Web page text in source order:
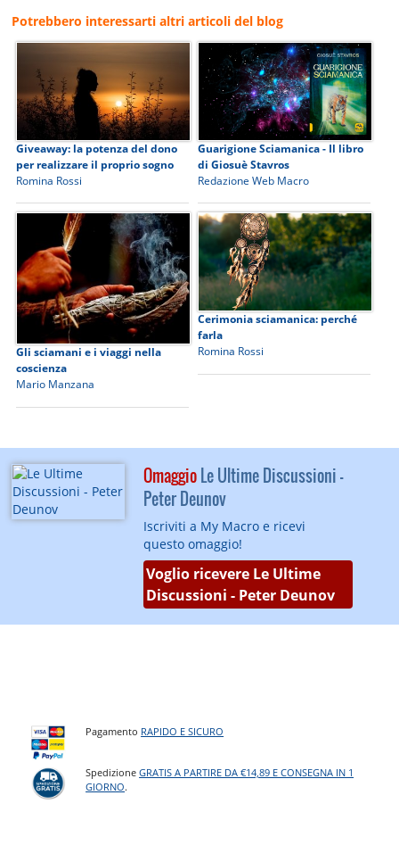
Potrebbero interessarti altri articoli del blog
Giveaway: la potenza del dono
per realizzare il proprio sogno
Romina Rossi
Guarigione Sciamanica - Il libro
di Giosuè Stavros
Redazione Web Macro
Gli sciamani e i viaggi nella
coscienza
Mario Manzana
Cerimonia sciamanica: perché
farla
Romina Rossi
OmaggioLe Ultime Discussioni -
Peter Deunov
Iscriviti a My Macro e ricevi
questo omaggio!
Voglio ricevere Le Ultime
Discussioni - Peter Deunov
Pagamento RAPIDO E SICURO
SpedizioneGRATIS A PARTIRE DA €14,89 E CONSEGNA IN 1
GIORNO.